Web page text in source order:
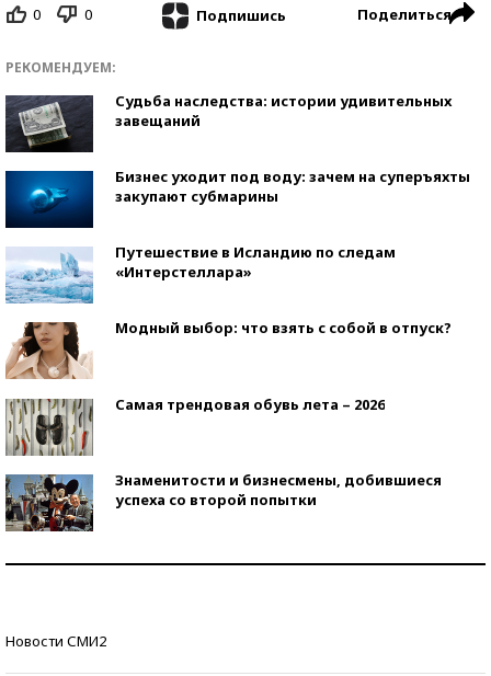
0 0 Подпишись Поделиться
РЕКОМЕНДУЕМ:
Судьба наследства: истории удивительных
завещаний
Бизнес уходит под воду: зачем на суперъяхты
закупают субмарины
Путешествие в Исландию по следам
«Интерстеллара»
Модный выбор: что взять с собой в отпуск?
Самая трендовая обувь лета – 2026
Знаменитости и бизнесмены, добившиеся
успеха со второй попытки
Новости СМИ2